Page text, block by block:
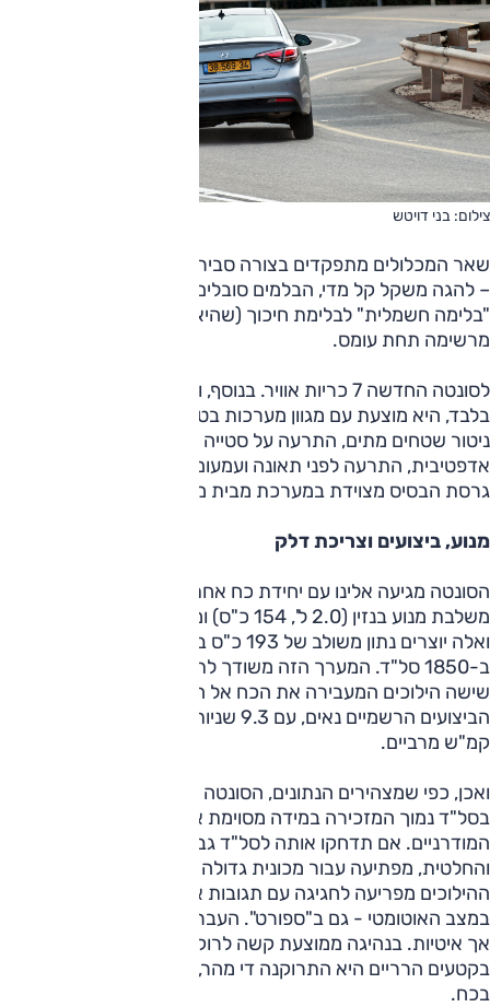
צילום: בני דויטש
שאר המכלולים מתפקדים בצורה סבירה אך לא מרשימה במיוחד
– להגה משקל קל מדי, הבלמים סובלים ממעבר מורגש בין
"בלימה חשמלית" לבלימת חיכוך (שהיא חדה מדי) ומעמידות לא
מרשימה תחת עומס.
לסונטה החדשה 7 כריות אוויר. בנוסף, וברמת האבזור הגבוהה
בלבד, היא מוצעת עם מגוון מערכות בטיחות מתקדמות: מערכת
ניטור שטחים מתים, התרעה על סטייה מנתיב, בקרת שיוט
אדפטיבית, התרעה לפני תאונה ועמעום אוטומטי של אור גבוה.
גרסת הבסיס מצוידת במערכת מבית מובילאיי.
מנוע, ביצועים וצריכת דלק
הסונטה מגיעה אלינו עם יחידת כח אחת – היברידית. יחידה זו
ב-1850 סל"ד. המערך הזה משודך לתיבה אוטומטית עם
שישה הילוכים המעבירה את הכח אל הגלגלים הקדמיים.
קמ"ש מרביים.
ואכן, כפי שמצהירים הנתונים, הסונטה מציעה תחושה בשרנית
בסל"ד נמוך המזכירה במידה מסוימת את מנועי הטורבו
המודרניים. אם תדחקו אותה לסל"ד גבוה תתקבל תאוצה חזקה
והחלטית, מפתיעה עבור מכונית גדולה וירוקה שכזו. דווקא תיבת
ההילוכים מפריעה לחגיגה עם תגובות איטיות לדרישות הנהג
במצב האוטומטי - גם ב"ספורט". העברות ההילוכים עצמן חלקות
אך איטיות. בנהיגה ממוצעת קשה לרוקן את המצברים, אך
בקטעים הרריים היא התרוקנה די מהר, ואז הורגש מחסור קל
בכח.